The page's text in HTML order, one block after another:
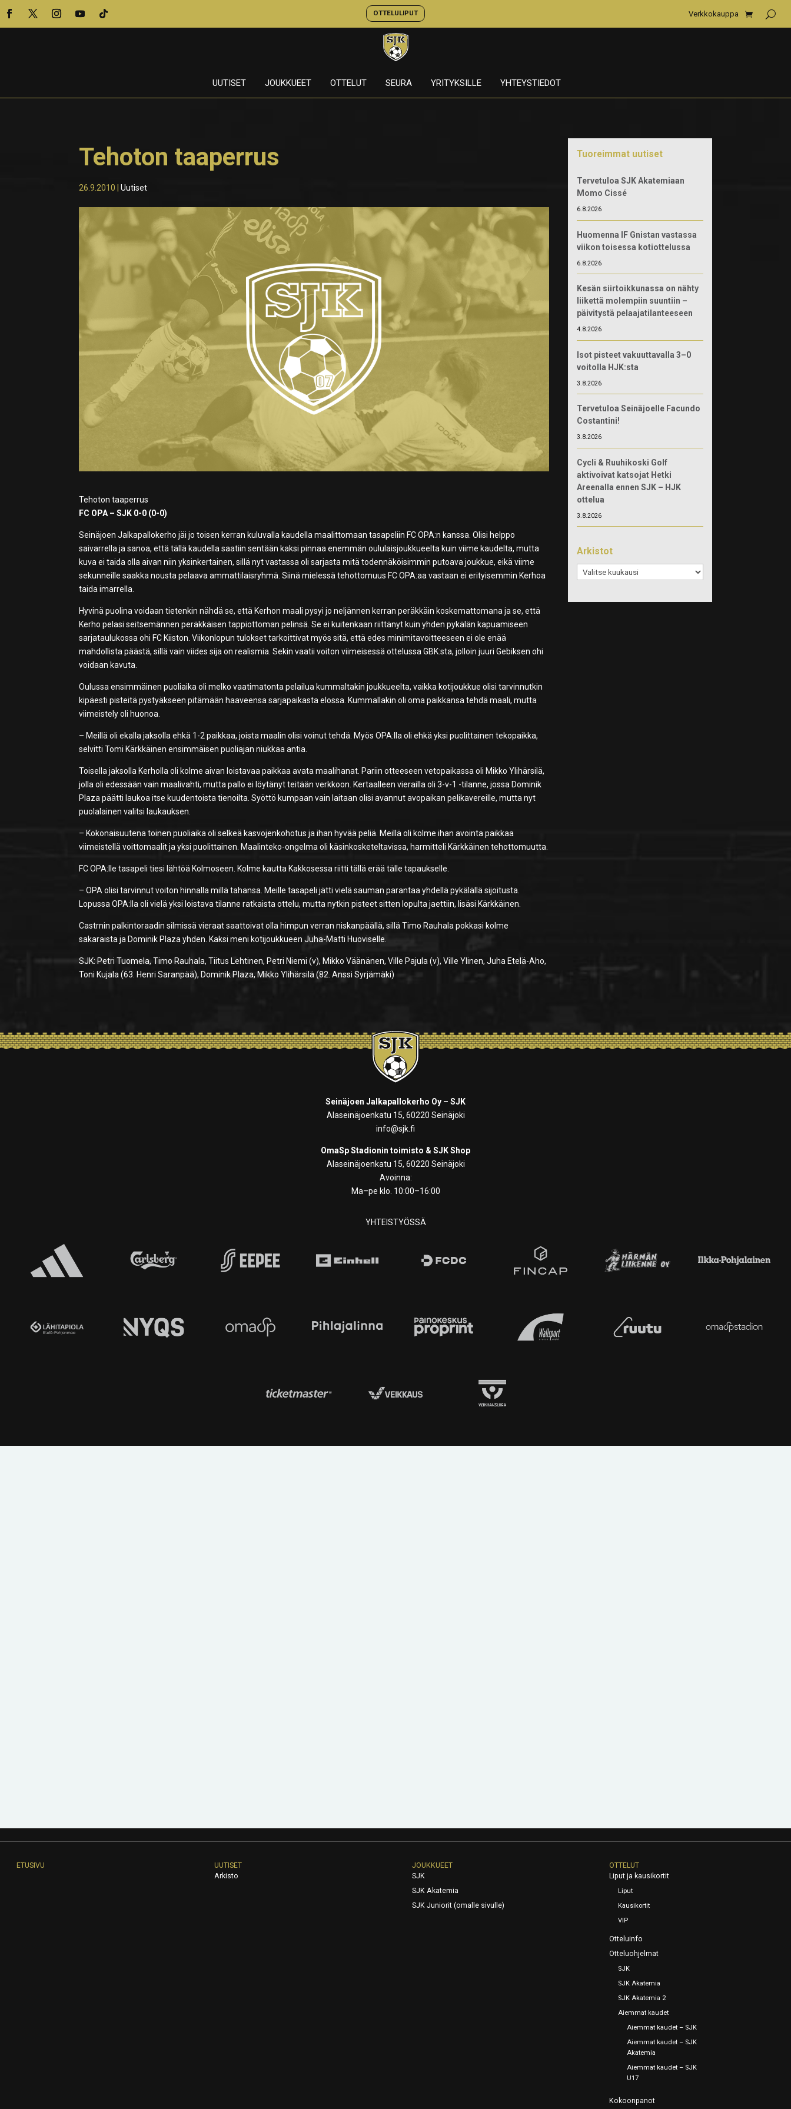
OTTELULIPUT Verkkokauppa
UUTISET JOUKKUEET OTTELUT SEURA YRITYKSILLE YHTEYSTIEDOT
Tehoton taaperrus
26.9.2010 |Uutiset
Tehoton taaperrus
FC OPA – SJK 0-0 (0-0)
Seinäjoen Jalkapallokerho jäi jo toisen kerran kuluvalla kaudella maalittomaan tasapeliin FC OPA:n kanssa. Olisi helppo
saivarrella ja sanoa, että tällä kaudella saatiin sentään kaksi pinnaa enemmän oululaisjoukkueelta kuin viime kaudelta, mutta
kuva ei taida olla aivan niin yksinkertainen, sillä nyt vastassa oli sarjasta mitä todennäköisimmin putoava joukkue, eikä viime
sekunneille saakka nousta pelaava ammattilaisryhmä. Siinä mielessä tehottomuus FC OPA:aa vastaan ei erityisemmin Kerhoa
taida imarrella.
Hyvinä puolina voidaan tietenkin nähdä se, että Kerhon maali pysyi jo neljännen kerran peräkkäin koskemattomana ja se, että
Kerho pelasi seitsemännen peräkkäisen tappiottoman pelinsä. Se ei kuitenkaan riittänyt kuin yhden pykälän kapuamiseen
sarjataulukossa ohi FC Kiiston. Viikonlopun tulokset tarkoittivat myös sitä, että edes minimitavoitteeseen ei ole enää
mahdollista päästä, sillä vain viides sija on realismia. Sekin vaatii voiton viimeisessä ottelussa GBK:sta, jolloin juuri Gebiksen ohi
voidaan kavuta.
Oulussa ensimmäinen puoliaika oli melko vaatimatonta pelailua kummaltakin joukkueelta, vaikka kotijoukkue olisi tarvinnutkin
kipäesti pisteitä pystyäkseen pitämään haaveensa sarjapaikasta elossa. Kummallakin oli oma paikkansa tehdä maali, mutta
viimeistely oli huonoa.
– Meillä oli ekalla jaksolla ehkä 1-2 paikkaa, joista maalin olisi voinut tehdä. Myös OPA:lla oli ehkä yksi puolittainen tekopaikka,
selvitti Tomi Kärkkäinen ensimmäisen puoliajan niukkaa antia.
Toisella jaksolla Kerholla oli kolme aivan loistavaa paikkaa avata maalihanat. Pariin otteeseen vetopaikassa oli Mikko Ylihärsilä,
jolla oli edessään vain maalivahti, mutta pallo ei löytänyt teitään verkkoon. Kertaalleen vierailla oli 3-v-1 -tilanne, jossa Dominik
Plaza päätti laukoa itse kuudentoista tienoilta. Syöttö kumpaan vain laitaan olisi avannut avopaikan pelikavereille, mutta nyt
puolalainen valitsi laukauksen.
– Kokonaisuutena toinen puoliaika oli selkeä kasvojenkohotus ja ihan hyvää peliä. Meillä oli kolme ihan avointa paikkaa
viimeistellä voittomaalit ja yksi puolittainen. Maalinteko-ongelma oli käsinkosketeltavissa, harmitteli Kärkkäinen tehottomuutta.
FC OPA:lle tasapeli tiesi lähtöä Kolmoseen. Kolme kautta Kakkosessa riitti tällä erää tälle tapaukselle.
– OPA olisi tarvinnut voiton hinnalla millä tahansa. Meille tasapeli jätti vielä sauman parantaa yhdellä pykälällä sijoitusta.
Lopussa OPA:lla oli vielä yksi loistava tilanne ratkaista ottelu, mutta nytkin pisteet sitten lopulta jaettiin, lisäsi Kärkkäinen.
Castrnin palkintoraadin silmissä vieraat saattoivat olla himpun verran niskanpäällä, sillä Timo Rauhala pokkasi kolme
sakaraista ja Dominik Plaza yhden. Kaksi meni kotijoukkueen Juha-Matti Huoviselle.
SJK: Petri Tuomela, Timo Rauhala, Tiitus Lehtinen, Petri Niemi (v), Mikko Väänänen, Ville Pajula (v), Ville Ylinen, Juha Etelä-Aho,
Toni Kujala (63. Henri Saranpää), Dominik Plaza, Mikko Ylihärsilä (82. Anssi Syrjämäki)
Tuoreimmat uutiset
Tervetuloa SJK Akatemiaan
Momo Cissé
6.8.2026
Huomenna IF Gnistan vastassa
viikon toisessa kotiottelussa
6.8.2026
Kesän siirtoikkunassa on nähty
liikettä molempiin suuntiin –
päivitystä pelaajatilanteeseen
4.8.2026
Isot pisteet vakuuttavalla 3–0
voitolla HJK:sta
3.8.2026
Tervetuloa Seinäjoelle Facundo
Costantini!
3.8.2026
Cycli & Ruuhikoski Golf
aktivoivat katsojat Hetki
Areenalla ennen SJK – HJK
ottelua
3.8.2026
Arkistot
Arkistot
Seinäjoen Jalkapallokerho Oy – SJK
Alaseinäjoenkatu 15, 60220 Seinäjoki
info@sjk.fi
OmaSp Stadionin toimisto & SJK Shop
Alaseinäjoenkatu 15, 60220 Seinäjoki
Avoinna:
Ma–pe klo. 10:00–16:00
YHTEISTYÖSSÄ
ETUSIVU
UUTISET
Arkisto
JOUKKUEET
SJK
SJK Akatemia
SJK Juniorit (omalle sivulle)
OTTELUT
Liput ja kausikortit
Liput
Kausikortit
VIP
Otteluinfo
Otteluohjelmat
SJK
SJK Akatemia
SJK Akatemia 2
Aiemmat kaudet
Aiemmat kaudet – SJK
Aiemmat kaudet – SJK
Akatemia
Aiemmat kaudet – SJK
U17
Kokoonpanot